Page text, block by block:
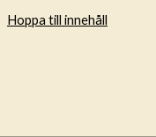
Hoppa till innehåll